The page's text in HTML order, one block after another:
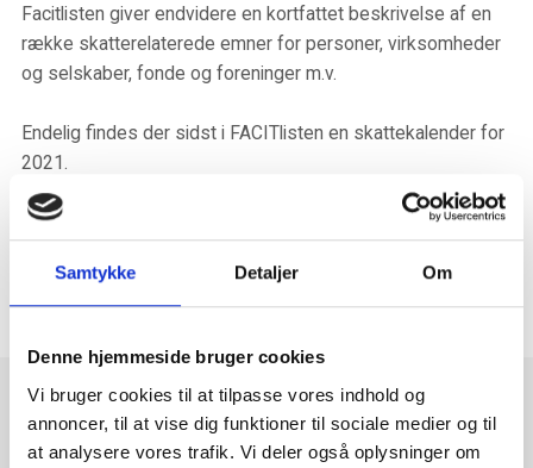
Samtykke Detaljer Om
Denne hjemmeside bruger cookies
Vi bruger cookies til at tilpasse vores indhold og
annoncer, til at vise dig funktioner til sociale medier og til
at analysere vores trafik. Vi deler også oplysninger om
Facitlisten giver endvidere en kortfattet beskrivelse af en
række skatterelaterede emner for personer, virksomheder
og selskaber, fonde og foreninger m.v.
Endelig findes der sidst i FACITlisten en skattekalender for
2021.
Se publikation
Tilmeld dig vores nyhedsbrev